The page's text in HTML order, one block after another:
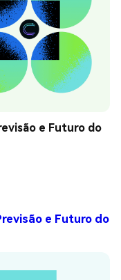
e Futuro do
e Futuro do